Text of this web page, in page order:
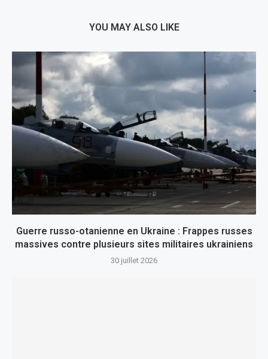
YOU MAY ALSO LIKE
Guerre russo-otanienne en Ukraine : Frappes russes
massives contre plusieurs sites militaires ukrainiens
30 juillet 2026